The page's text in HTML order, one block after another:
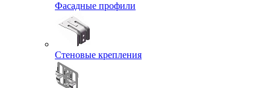
Фасадные профили
Стеновые крепления